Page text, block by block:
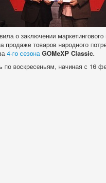
о заключении
продаже товаров народного
4-го сезона GOMeXP Classic.
по воскресеньям, начиная с 16